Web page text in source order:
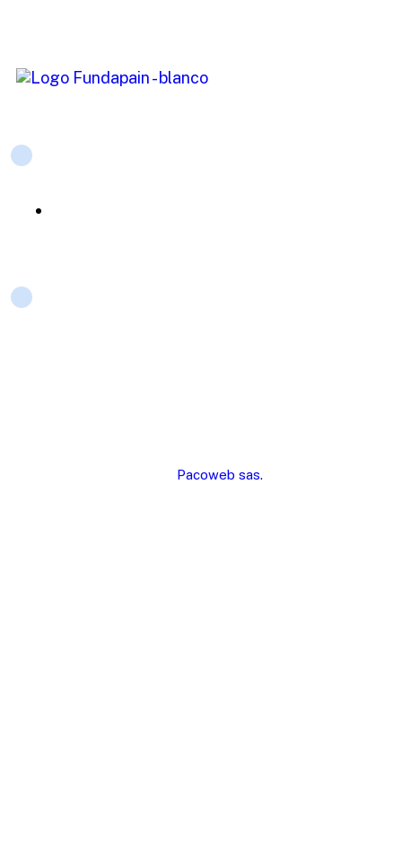
Links de interés
Contacto
Pacoweb sas.